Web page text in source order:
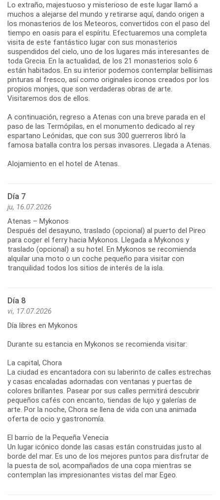
Lo extraño, majestuoso y misterioso de este lugar llamó a
muchos a alejarse del mundo y retirarse aquí, dando origen a
los monasterios de los Meteoros, convertidos con el paso del
tiempo en oasis para el espíritu. Efectuaremos una completa
visita de este fantástico lugar con sus monasterios
suspendidos del cielo, uno de los lugares más interesantes de
toda Grecia. En la actualidad, de los 21 monasterios solo 6
están habitados. En su interior podemos contemplar bellísimas
pinturas al fresco, así como originales iconos creados por los
propios monjes, que son verdaderas obras de arte.
Visitaremos dos de ellos.
A continuación, regreso a Atenas con una breve parada en el
paso de las Termópilas, en el monumento dedicado al rey
espartano Leónidas, que con sus 300 guerreros libró la
famosa batalla contra los persas invasores. Llegada a Atenas.
Día 7
ju, 16.07.2026
Atenas – Mykonos
Después del desayuno, traslado (opcional) al puerto del Pireo
para coger el ferry hacia Mykonos. Llegada a Mykonos y
traslado (opcional) a su hotel. En Mykonos se recomienda
alquilar una moto o un coche pequeño para visitar con
Día 8
vi, 17.07.2026
Día libres en Mykonos
Durante su estancia en Mykonos se recomienda visitar:
La capital, Chora
La ciudad es encantadora con su laberinto de calles estrechas
y casas encaladas adornadas con ventanas y puertas de
colores brillantes. Pasear por sus calles permitirá descubrir
pequeños cafés con encanto, tiendas de lujo y galerías de
arte. Por la noche, Chora se llena de vida con una animada
oferta de ocio y gastronomía.
El barrio de la Pequeña Venecia
Un lugar icónico donde las casas están construidas justo al
borde del mar. Es uno de los mejores puntos para disfrutar de
la puesta de sol, acompañados de una copa mientras se